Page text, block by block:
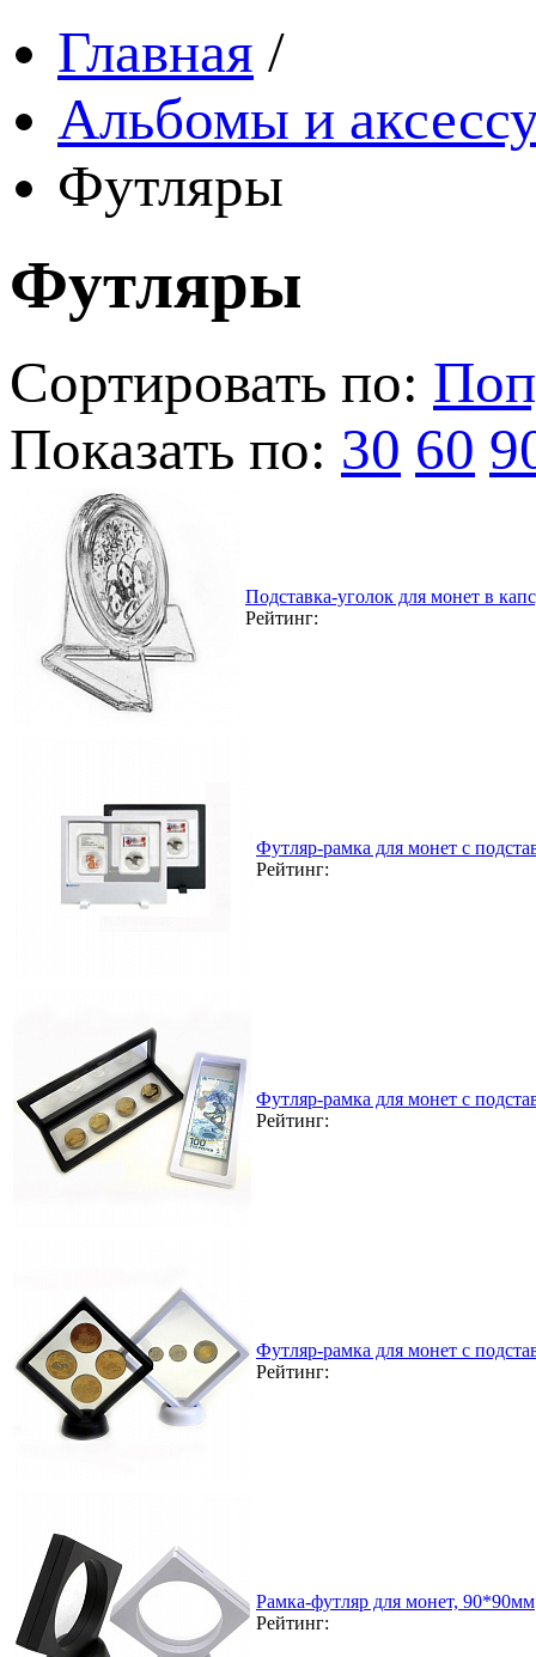
Главная /
Альбомы и
Футляры
Футляры
Сортировать по:
Показать по: 30 60
Подставка-уголок для монет в
Рейтинг:
Футляр-рамка для монет с
Рейтинг:
Футляр-рамка для монет с
Рейтинг:
Футляр-рамка для монет с
Рейтинг:
Рамка-футляр для монет, 90*90мм
Рейтинг: